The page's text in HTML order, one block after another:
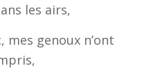
les airs,
genoux n’ont